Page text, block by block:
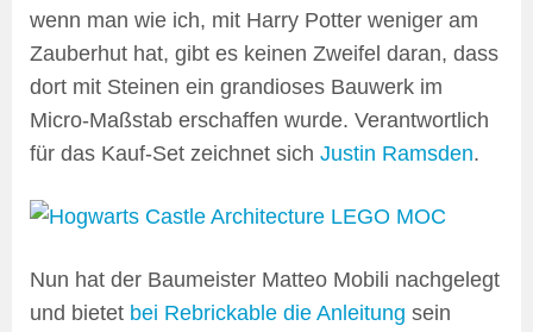
wenn man wie ich, mit Harry Potter weniger am
Zauberhut hat, gibt es keinen Zweifel daran, dass
dort mit Steinen ein grandioses Bauwerk im
Micro-Maßstab erschaffen wurde. Verantwortlich
für das Kauf-Set zeichnet sich Justin Ramsden.
Nun hat der Baumeister Matteo Mobili nachgelegt
und bietet bei Rebrickable die Anleitung sein